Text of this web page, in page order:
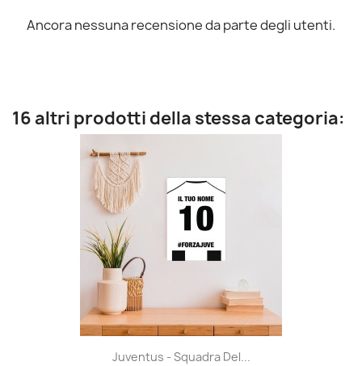
Ancora nessuna recensione da parte degli utenti.
16 altri prodotti della stessa categoria:
Juventus - Squadra Del...